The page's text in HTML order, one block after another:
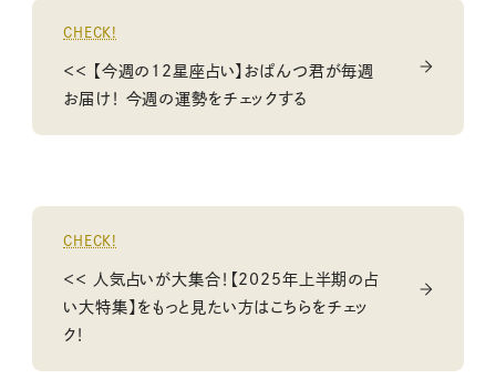
CHECK!
＜＜ 【今週の12星座占い】おぱんつ君が毎週
お届け！ 今週の運勢をチェックする
CHECK!
＜＜ 人気占いが大集合！【2025年上半期の占
い大特集】をもっと見たい方はこちらをチェッ
ク！